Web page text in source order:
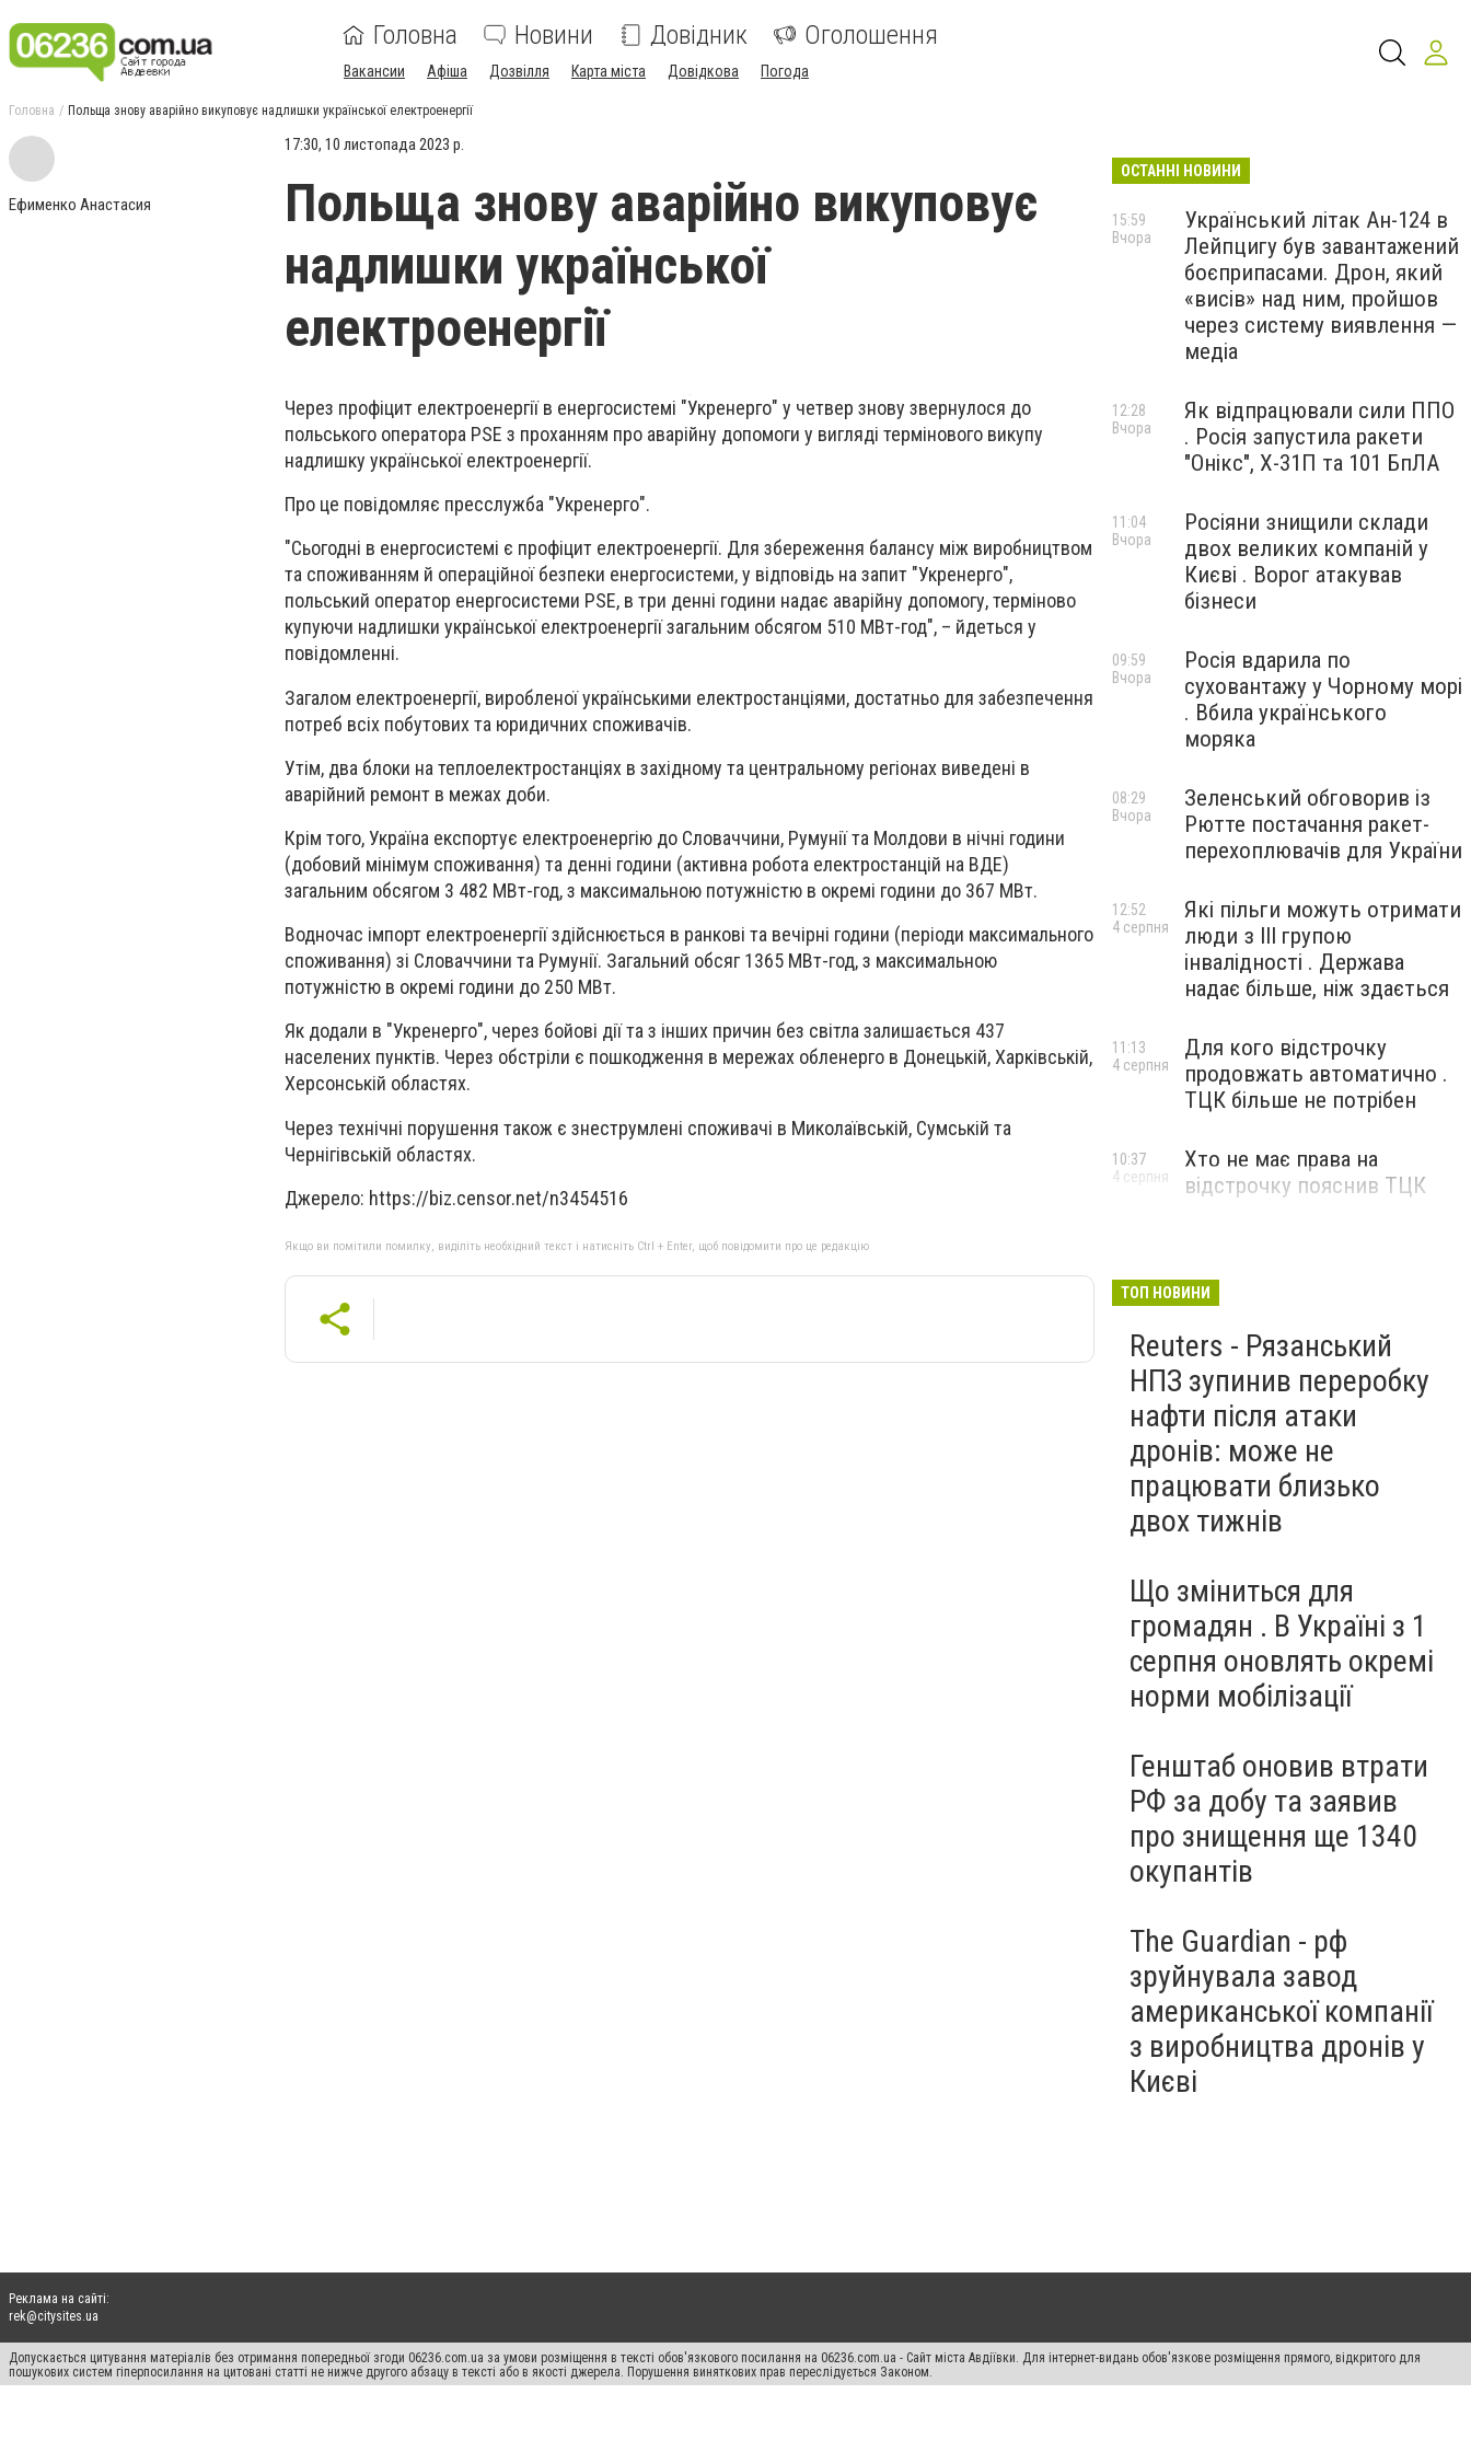
Головна Новини Довідник Оголошення
Вакансии Афіша Дозвілля Карта міста Довідкова Погода
Головна Польща знову аварійно викуповує надлишки української електроенергії
Ефименко Анастасия
17:30, 10 листопада 2023 р.
Польща знову аварійно викуповує
надлишки української
електроенергії
Через профіцит електроенергії в енергосистемі "Укренерго" у четвер знову звернулося до
польського оператора PSE з проханням про аварійну допомоги у вигляді термінового викупу
надлишку української електроенергії.
Про це повідомляє пресслужба "Укренерго".
"Сьогодні в енергосистемі є профіцит електроенергії. Для збереження балансу між виробництвом
та споживанням й операційної безпеки енергосистеми, у відповідь на запит "Укренерго",
польський оператор енергосистеми PSE, в три денні години надає аварійну допомогу, терміново
купуючи надлишки української електроенергії загальним обсягом 510 МВт-год", – йдеться у
повідомленні.
Загалом електроенергії, виробленої українськими електростанціями, достатньо для забезпечення
потреб всіх побутових та юридичних споживачів.
Утім, два блоки на теплоелектростанціях в західному та центральному регіонах виведені в
аварійний ремонт в межах доби.
Крім того, Україна експортує електроенергію до Словаччини, Румунії та Молдови в нічні години
(добовий мінімум споживання) та денні години (активна робота електростанцій на ВДЕ)
загальним обсягом 3 482 МВт-год, з максимальною потужністю в окремі години до 367 МВт.
Водночас імпорт електроенергії здійснюється в ранкові та вечірні години (періоди максимального
споживання) зі Словаччини та Румунії. Загальний обсяг 1365 МВт-год, з максимальною
потужністю в окремі години до 250 МВт.
Як додали в "Укренерго", через бойові дії та з інших причин без світла залишається 437
населених пунктів. Через обстріли є пошкодження в мережах обленерго в Донецькій, Харківській,
Херсонській областях.
Через технічні порушення також є знеструмлені споживачі в Миколаївській, Сумській та
Чернігівській областях.
Джерело: https://biz.censor.net/n3454516
Якщо ви помітили помилку, виділіть необхідний текст і натисніть Ctrl + Enter, щоб повідомити про це редакцію
ОСТАННІ НОВИНИ
Український літак Ан-124 в
Лейпцигу був завантажений
боєприпасами. Дрон, який
«висів» над ним, пройшов
через систему виявлення —
медіа
15:59
Вчора
Як відпрацювали сили ППО
. Росія запустила ракети
"Онікс", Х-31П та 101 БпЛА
12:28
Вчора
Росіяни знищили склади
двох великих компаній у
Києві . Ворог атакував
бізнеси
11:04
Вчора
Росія вдарила по
суховантажу у Чорному морі
. Вбила українського
моряка
09:59
Вчора
Зеленський обговорив із
Рютте постачання ракет-
перехоплювачів для України
08:29
Вчора
Які пільги можуть отримати
люди з III групою
інвалідності . Держава
надає більше, ніж здається
12:52
4 серпня
Для кого відстрочку
продовжать автоматично .
ТЦК більше не потрібен
11:13
4 серпня
Хто не має права на
відстрочку пояснив ТЦК
10:37
4 серпня
ТОП НОВИНИ
Reuters - Рязанський
НПЗ зупинив переробку
нафти після атаки
дронів: може не
працювати близько
двох тижнів
Що зміниться для
громадян . В Україні з 1
серпня оновлять окремі
норми мобілізації
Генштаб оновив втрати
РФ за добу та заявив
про знищення ще 1340
окупантів
The Guardian - рф
зруйнувала завод
американської компанії
з виробництва дронів у
Києві
Реклама на сайті:
rek@citysites.ua
Допускається цитування матеріалів без отримання попередньої згоди 06236.com.ua за умови розміщення в тексті обов'язкового посилання на 06236.com.ua - Сайт міста Авдіївки. Для інтернет-видань обов'язкове розміщення прямого, відкритого для
пошукових систем гіперпосилання на цитовані статті не нижче другого абзацу в тексті або в якості джерела. Порушення виняткових прав переслідується Законом.